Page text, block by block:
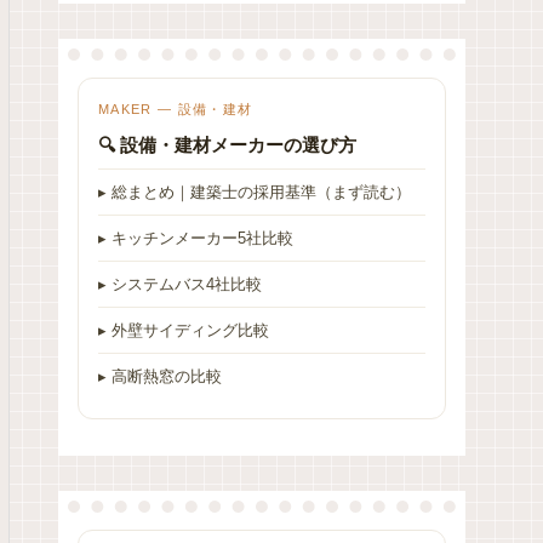
MAKER — 設備・建材
🔍 設備・建材メーカーの選び方
▸ 総まとめ｜建築士の採用基準（まず読む）
▸ キッチンメーカー5社比較
▸ システムバス4社比較
▸ 外壁サイディング比較
▸ 高断熱窓の比較